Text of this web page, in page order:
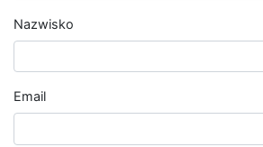
Nazwisko
Email